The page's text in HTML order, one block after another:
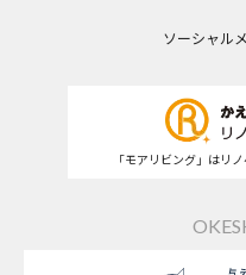
ソーシャル
「モアリビング」はリ